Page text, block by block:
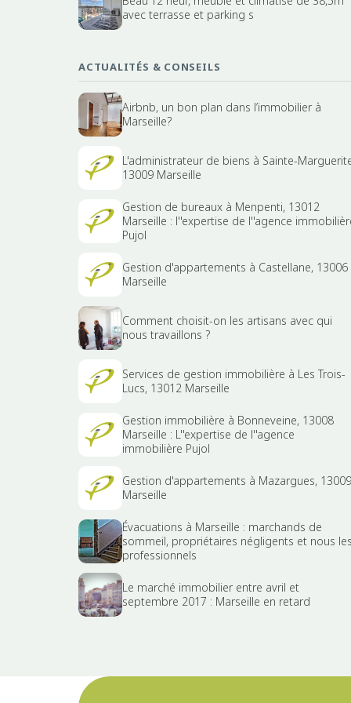
avec terrasse et parking s
ACTUALITÉS & CONSEILS
Airbnb, un bon plan dans l’immobilier à
Marseille?
L'administrateur de biens à Sainte-
13009 Marseille
Gestion de bureaux à Menpenti, 13012
Marseille : l''expertise de l''agence
Pujol
Gestion d'appartements à Castellane, 13006
Marseille
Comment choisit-on les artisans avec qui
nous travaillons ?
Services de gestion immobilière à Les Trois-
Lucs, 13012 Marseille
Gestion immobilière à Bonneveine, 13008
Marseille : L''expertise de l''agence
immobilière Pujol
Gestion d'appartements à Mazargues, 13009
Marseille
Évacuations à Marseille : marchands de
sommeil, propriétaires négligents et nous
professionnels
Le marché immobilier entre avril et
septembre 2017 : Marseille en retard